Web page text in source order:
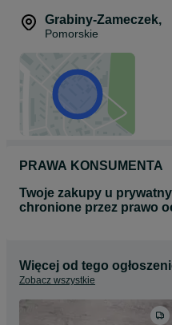
Grabiny-Zameczek,
Pomorskie
PRAWA KONSUMENTA
Twoje zakupy u
chronione przez prawo
Więcej od tego
Zobacz wszystkie